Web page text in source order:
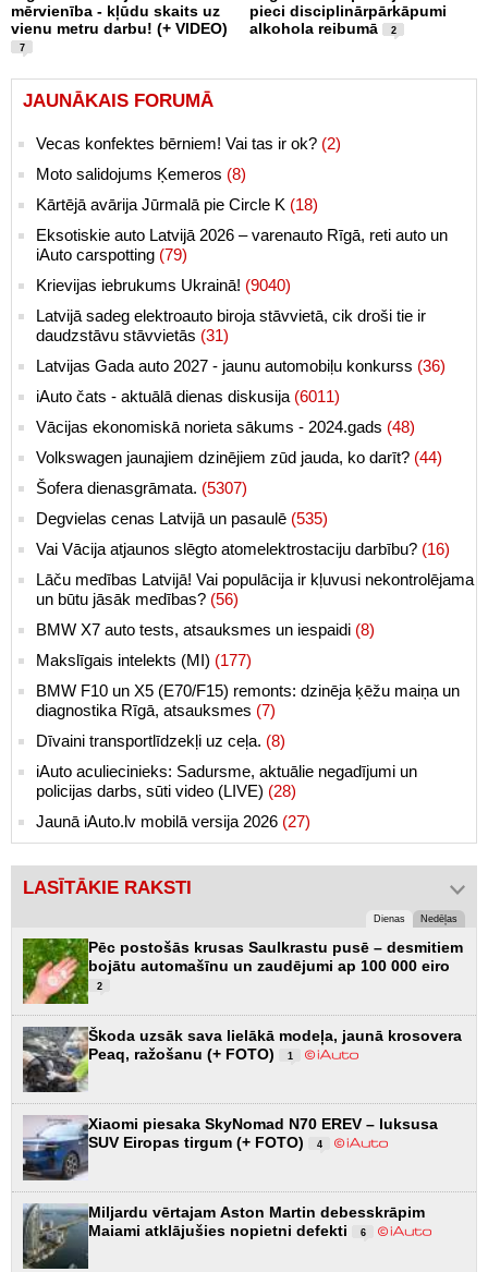
mērvienība - kļūdu skaits uz
vienu metru darbu! (+ VIDEO)
7
pieci disciplinārpārkāpumi
alkohola reibumā
2
JAUNĀKAIS FORUMĀ
Vecas konfektes bērniem! Vai tas ir ok? (2)
Moto salidojums Ķemeros (8)
Kārtējā avārija Jūrmalā pie Circle K (18)
Eksotiskie auto Latvijā 2026 – varenauto Rīgā, reti auto un
iAuto carspotting (79)
Krievijas iebrukums Ukrainā! (9040)
Latvijā sadeg elektroauto biroja stāvvietā, cik droši tie ir
daudzstāvu stāvvietās (31)
Latvijas Gada auto 2027 - jaunu automobiļu konkurss (36)
iAuto čats - aktuālā dienas diskusija (6011)
Vācijas ekonomiskā norieta sākums - 2024.gads (48)
Volkswagen jaunajiem dzinējiem zūd jauda, ko darīt? (44)
Šofera dienasgrāmata. (5307)
Degvielas cenas Latvijā un pasaulē (535)
Vai Vācija atjaunos slēgto atomelektrostaciju darbību? (16)
Lāču medības Latvijā! Vai populācija ir kļuvusi nekontrolējama
un būtu jāsāk medības? (56)
BMW X7 auto tests, atsauksmes un iespaidi (8)
Makslīgais intelekts (MI) (177)
BMW F10 un X5 (E70/F15) remonts: dzinēja ķēžu maiņa un
diagnostika Rīgā, atsauksmes (7)
Dīvaini transportlīdzekļi uz ceļa. (8)
iAuto aculiecinieks: Sadursme, aktuālie negadījumi un
policijas darbs, sūti video (LIVE) (28)
Jaunā iAuto.lv mobilā versija 2026 (27)
LASĪTĀKIE RAKSTI
Dienas Nedēļas
Pēc postošās krusas Saulkrastu pusē – desmitiem
bojātu automašīnu un zaudējumi ap 100 000 eiro
2
Škoda uzsāk sava lielākā modeļa, jaunā krosovera
Peaq, ražošanu (+ FOTO)
1
Xiaomi piesaka SkyNomad N70 EREV – luksusa
SUV Eiropas tirgum (+ FOTO)
4
Miljardu vērtajam Aston Martin debesskrāpim
Maiami atklājušies nopietni defekti
6